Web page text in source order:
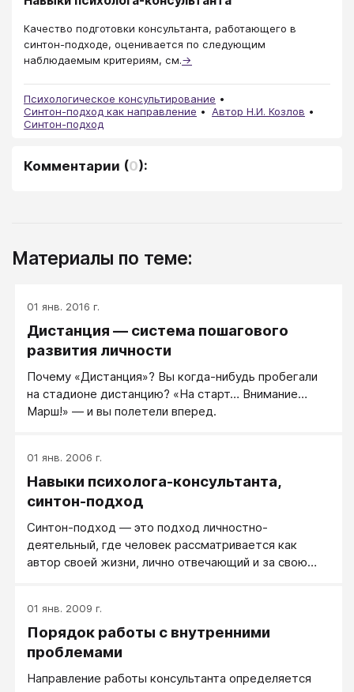
Качество подготовки консультанта, работающего в
синтон-подходе, оценивается по следующим
наблюдаемым критериям, см.→
Психологическое консультирование
Синтон-подход как направление
Автор Н.И. Козлов
Синтон-подход
Комментарии (0):
Материалы по теме:
01 янв. 2016 г.
Дистанция — система пошагового
развития личности
Почему «Дистанция»? Вы когда-нибудь пробегали
на стадионе дистанцию? «На старт… Внимание…
Марш!» — и вы полетели вперед.
01 янв. 2006 г.
Навыки психолога-консультанта,
синтон-подход
Синтон-подход — это подход личностно-
деятельный, где человек рассматривается как
автор своей жизни, лично отвечающий и за свою
Основные черты синтон-подхода в
консультировании, это...
01 янв. 2009 г.
Порядок работы с внутренними
проблемами
Направление работы консультанта определяется